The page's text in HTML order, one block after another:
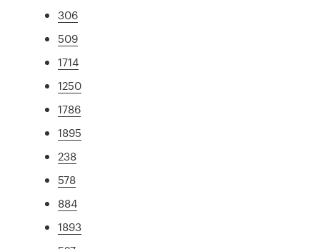
306
509
1714
1250
1786
1895
238
578
884
1893